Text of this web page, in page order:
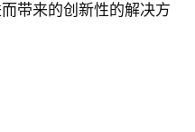
带来的创新性的解决方